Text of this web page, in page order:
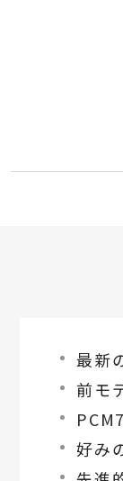
最新
前モ
好み